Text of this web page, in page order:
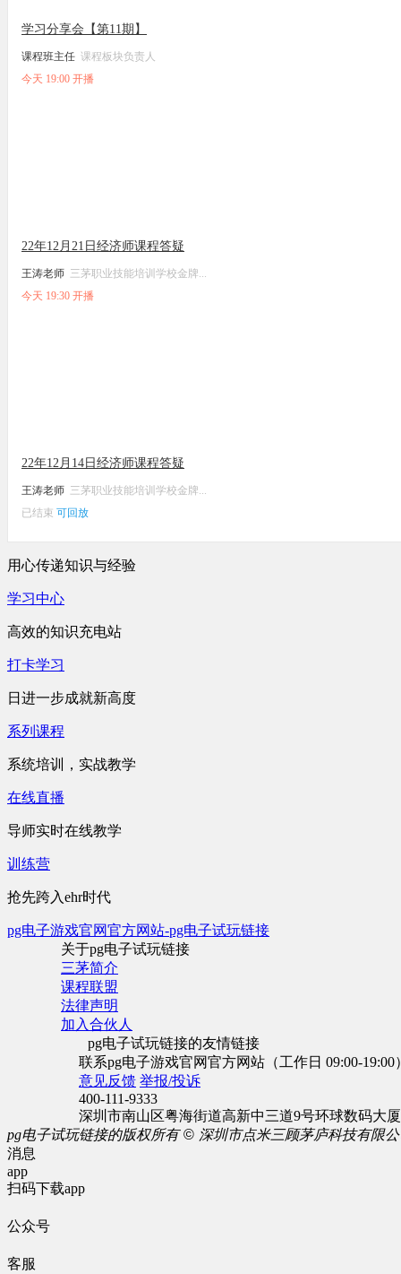
学习分享会【第11期】
课程班主任 课程板块负责人
今天 19:00 开播
22年12月21日经济师课程答疑
王涛老师 三茅职业技能培训学校金牌...
今天 19:30 开播
22年12月14日经济师课程答疑
王涛老师 三茅职业技能培训学校金牌...
已结束 可回放
用心传递知识与经验
学习中心
高效的知识充电站
打卡学习
日进一步成就新高度
系列课程
系统培训，实战教学
在线直播
导师实时在线教学
训练营
抢先跨入ehr时代
pg电子游戏官网官方网站-pg电子试玩链接
关于pg电子试玩链接
三茅简介
课程联盟
法律声明
加入合伙人
pg电子试玩链接的友情链接
联系pg电子游戏官网官方网站（工作日 09:00-19:00）
意见反馈 举报/投诉
400-111-9333
深圳市南山区粤海街道高新中三道9号环球数码大厦
pg电子试玩链接的版权所有 © 深圳市点米三顾茅庐科技有限
消息
app
扫码下载app
公众号
客服